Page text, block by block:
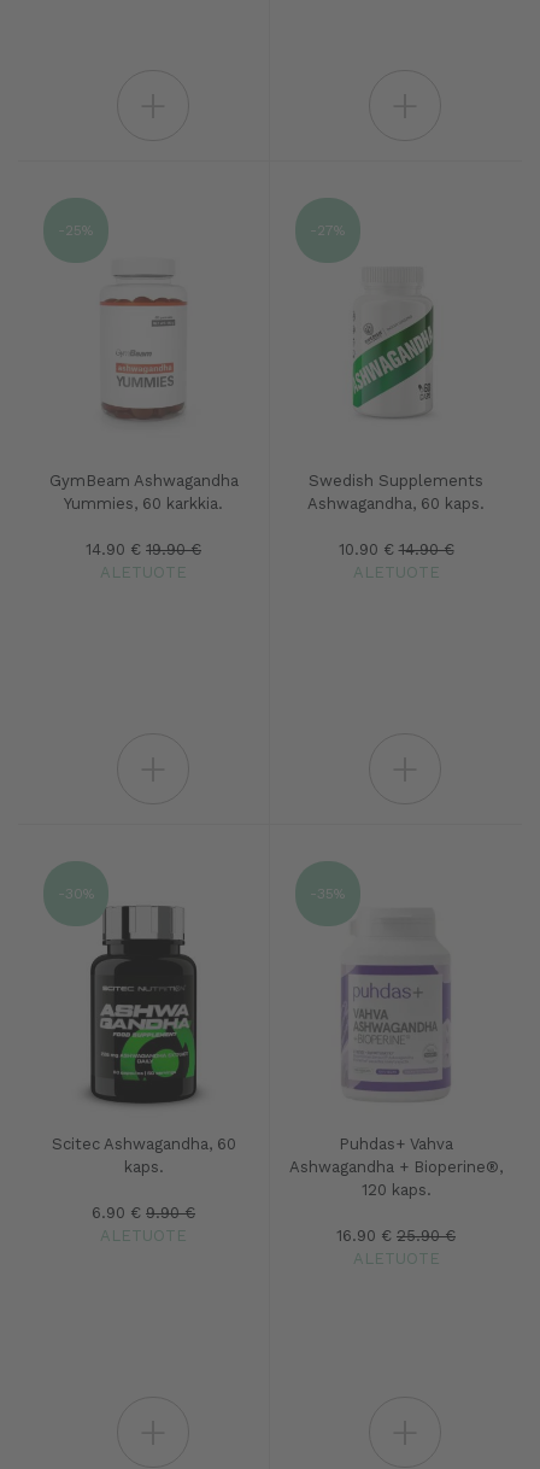
GymBeam Ashwagandha
Yummies, 60 karkkia.
14.90 € 19.90 €
ALETUOTE
-25%
Swedish Supplements
Ashwagandha, 60 kaps.
10.90 € 14.90 €
ALETUOTE
-27%
Scitec Ashwagandha, 60
kaps.
6.90 € 9.90 €
ALETUOTE
-30%
Puhdas+ Vahva
Ashwagandha + Bioperine®,
120 kaps.
16.90 € 25.90 €
ALETUOTE
-35%